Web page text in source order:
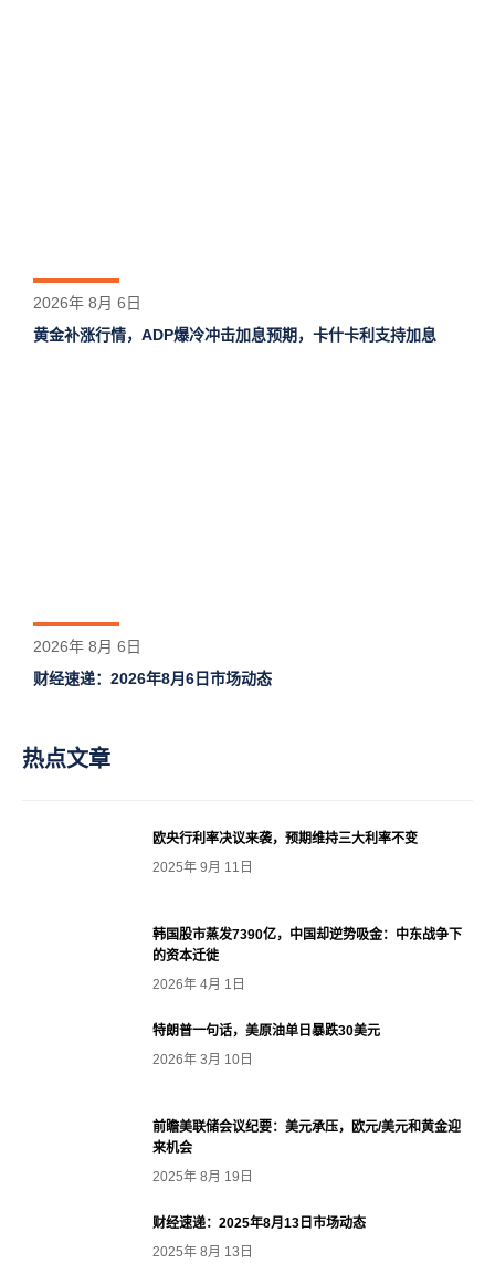
2026年 8月 6日
黄金补涨行情，ADP爆冷冲击加息预期，卡什卡利支持加息
2026年 8月 6日
财经速递：2026年8月6日市场动态
热点文章
欧央行利率决议来袭，预期维持三大利率不变
2025年 9月 11日
韩国股市蒸发7390亿，中国却逆势吸金：中东战争下
的资本迁徙
2026年 4月 1日
特朗普一句话，美原油单日暴跌30美元
2026年 3月 10日
前瞻美联储会议纪要：美元承压，欧元/美元和黄金迎
来机会
2025年 8月 19日
财经速递：2025年8月13日市场动态
2025年 8月 13日